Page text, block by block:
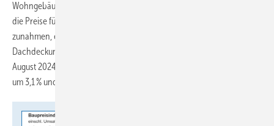
Wohngebäuden haben Betonarbeiten und Mauerarbeiten. Während
die Preise für Betonarbeiten im Vorjahresvergleich um 1,2 %
zunahmen, erhöhten sich die Preise für Mauerarbeiten um 1,3 %.
Dachdeckungsarbeiten waren im August 2025 um 4,4 % teurer als im
August 2024, die Preise für Erdarbeiten stiegen im gleichen Zeitraum
um 3,1 % und die Preise für Zimmer- und Holzbauarbeiten um 4,7 %.